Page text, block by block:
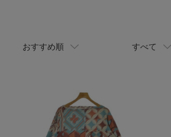
おすすめ順 すべて